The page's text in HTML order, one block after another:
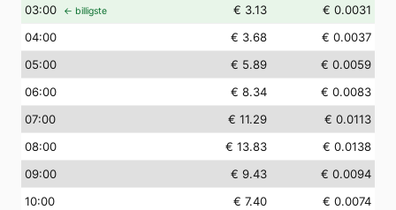
03:00 ← billigste € 3.13
€ 0.0031
04:00 € 3.68
€ 0.0037
05:00 € 5.89
€ 0.0059
06:00 € 8.34
€ 0.0083
07:00 € 11.29
€ 0.0113
08:00 € 13.83
€ 0.0138
09:00 € 9.43
€ 0.0094
10:00 € 7.40
€ 0.0074